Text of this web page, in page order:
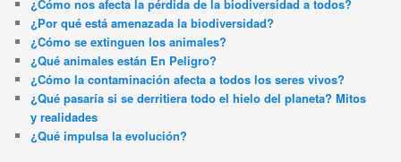
¿Cómo nos afecta la pérdida de la biodiversidad a todos?
¿Por qué está amenazada la biodiversidad?
¿Cómo se extinguen los animales?
¿Qué animales están En Peligro?
¿Cómo la contaminación afecta a todos los seres vivos?
¿Qué pasaría si se derritiera todo el hielo del planeta? Mitos
y realidades
¿Qué impulsa la evolución?